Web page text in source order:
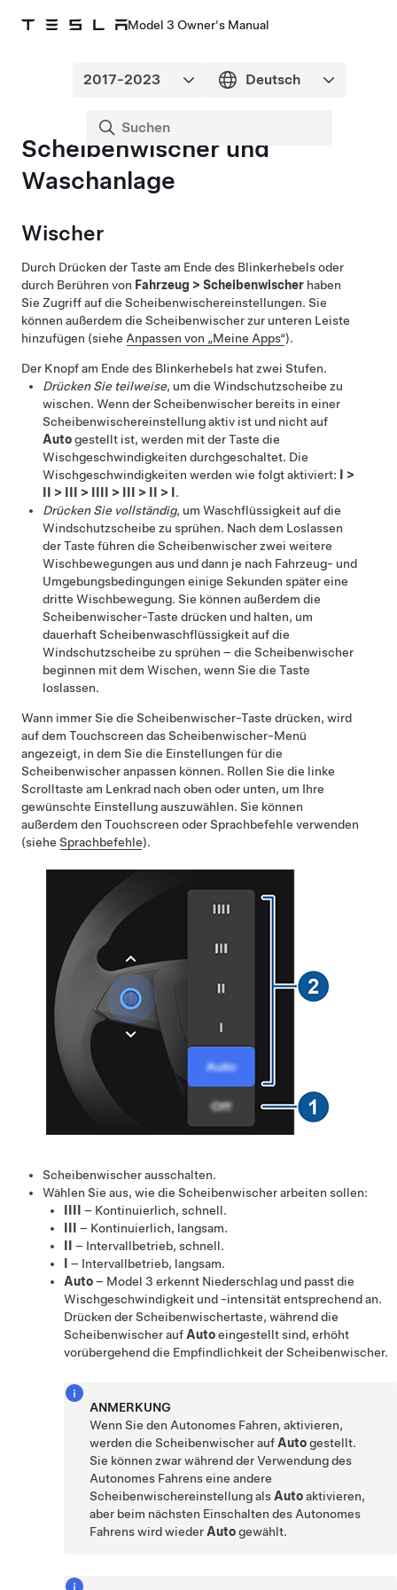
Model 3 Owner's Manual
Scheibenwischer und
Waschanlage
Wischer
Durch Drücken der Taste am Ende des Blinkerhebels oder
durch Berühren von Fahrzeug > Scheibenwischer haben
Sie Zugriff auf die Scheibenwischereinstellungen. Sie
können außerdem die Scheibenwischer zur unteren Leiste
hinzufügen (siehe Anpassen von „Meine Apps“).
Der Knopf am Ende des Blinkerhebels hat zwei Stufen.
Drücken Sie teilweise, um die Windschutzscheibe zu
wischen. Wenn der Scheibenwischer bereits in einer
Scheibenwischereinstellung aktiv ist und nicht auf
Autogestellt ist, werden mit der Taste die
Wischgeschwindigkeiten durchgeschaltet. Die
Wischgeschwindigkeiten werden wie folgt aktiviert:
>
> > > > >
.
Drücken Sie vollständig, um Waschflüssigkeit auf die
Windschutzscheibe zu sprühen. Nach dem Loslassen
der Taste führen die Scheibenwischer zwei weitere
Wischbewegungen aus und dann je nach Fahrzeug- und
Umgebungsbedingungen einige Sekunden später eine
dritte Wischbewegung. Sie können außerdem die
Scheibenwischer-Taste drücken und halten, um
dauerhaft Scheibenwaschflüssigkeit auf die
Windschutzscheibe zu sprühen – die Scheibenwischer
beginnen mit dem Wischen, wenn Sie die Taste
loslassen.
Wann immer Sie die Scheibenwischer-Taste drücken, wird
auf dem Touchscreen das Scheibenwischer-Menü
angezeigt, in dem Sie die Einstellungen für die
Scheibenwischer anpassen können. Rollen Sie die linke
Scrolltaste am Lenkrad nach oben oder unten, um Ihre
gewünschte Einstellung auszuwählen. Sie können
außerdem den Touchscreen oder Sprachbefehle verwenden
(siehe Sprachbefehle).
Scheibenwischer ausschalten.
Wählen Sie aus, wie die Scheibenwischer arbeiten sollen:
– Kontinuierlich, schnell.
– Kontinuierlich, langsam.
– Intervallbetrieb, schnell.
– Intervallbetrieb, langsam.
Auto– Model 3 erkennt Niederschlag und passt die
Wischgeschwindigkeit und -intensität entsprechend an.
Drücken der Scheibenwischertaste, während die
Scheibenwischer auf Autoeingestellt sind, erhöht
vorübergehend die Empfindlichkeit der Scheibenwischer.
ANMERKUNG
Wenn Sie den Autonomes Fahren, aktivieren,
werden die Scheibenwischer auf Autogestellt.
Sie können zwar während der Verwendung des
Autonomes Fahrens eine andere
Scheibenwischereinstellung als Autoaktivieren,
aber beim nächsten Einschalten des Autonomes
Fahrens wird wieder Autogewählt.